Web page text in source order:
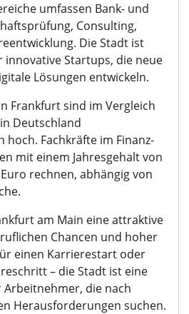
umfassen Bank- und
Consulting,
Die Stadt ist
Startups, die neue
Lösungen entwickeln.
Frankfurt sind im Vergleich
Deutschland
Fachkräfte im Finanz-
mit einem Jahresgehalt von
rechnen, abhängig von
am Main eine attraktive
Chancen und hoher
einen Karrierestart oder
– die Stadt ist eine
die nach
Herausforderungen suchen.